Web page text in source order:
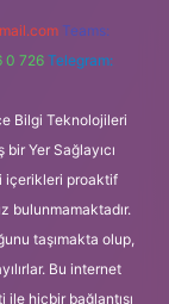
Teams:
0 726 Telegram:
Bilgi Teknolojileri
Yer Sağlayıcı
içerikleri proaktif
bulunmamaktadır.
taşımakta olup,
Bu internet
hiçbir bağlantısı